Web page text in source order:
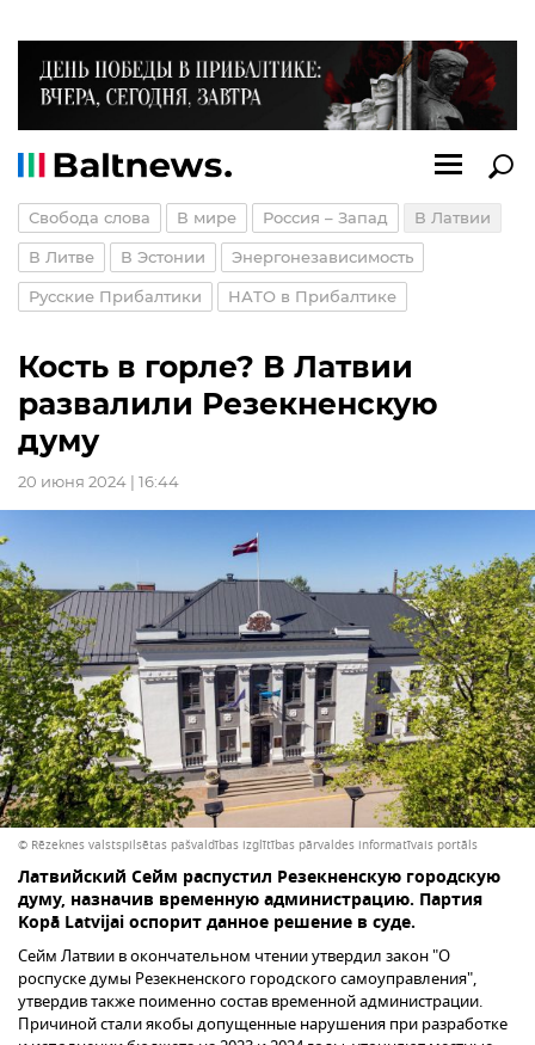
Свобода слова В мире Россия – Запад В Латвии
В Литве В Эстонии Энергонезависимость
Русские Прибалтики НАТО в Прибалтике
Кость в горле? В Латвии
развалили Резекненскую
думу
20 июня 2024 | 16:44
© Rēzeknes valstspilsētas pašvaldības izglītības pārvaldes informatīvais portāls
Латвийский Сейм распустил Резекненскую городскую
думу, назначив временную администрацию. Партия
Kopā Latvijai оспорит данное решение в суде.
Сейм Латвии в окончательном чтении утвердил закон "О
роспуске думы Резекненского городского самоуправления",
утвердив также поименно состав временной администрации.
Причиной стали якобы допущенные нарушения при разработке